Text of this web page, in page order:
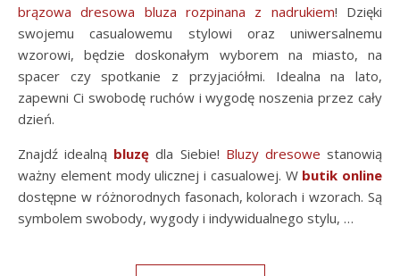
brązowa dresowa bluza rozpinana z nadrukiem! Dzięki
swojemu casualowemu stylowi oraz uniwersalnemu
wzorowi, będzie doskonałym wyborem na miasto, na
spacer czy spotkanie z przyjaciółmi. Idealna na lato,
zapewni Ci swobodę ruchów i wygodę noszenia przez cały
dzień.
Znajdź idealną bluzę dla Siebie! Bluzy dresowe stanowią
ważny element mody ulicznej i casualowej. W butik online
dostępne w różnorodnych fasonach, kolorach i wzorach. Są
symbolem swobody, wygody i indywidualnego stylu, …